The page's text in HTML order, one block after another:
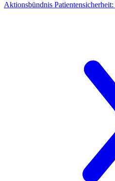
Aktionsbündnis Patientensicherheit: